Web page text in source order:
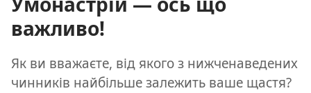
важливо!
Як ви вважаєте, від якого з нижченаведених
чинників найбільше залежить ваше щастя?